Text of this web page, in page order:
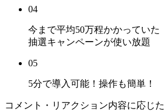
04
今まで平均50万程かかっていた
抽選キャンペーンが使い放題
05
5分で導入可能！ 操作も簡単！
コメント・リアクション内容に応じた